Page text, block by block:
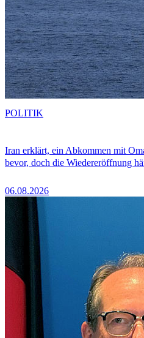
Iran erklärt, ein Abkommen mit
bevor, doch die Wiedereröffnung
06.08.2026
POLITIK